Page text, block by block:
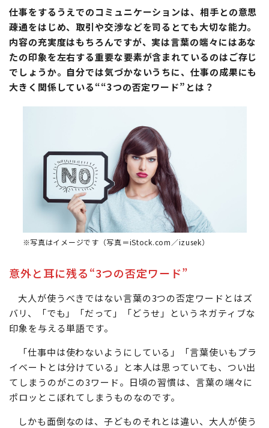
仕事をするうえでのコミュニケーションは、相手との意思
疎通をはじめ、取引や交渉などを司るとても大切な能力。
内容の充実度はもちろんですが、実は言葉の端々にはあな
たの印象を左右する重要な要素が含まれているのはご存じ
でしょうか。自分では気づかないうちに、仕事の成果にも
大きく関係している““3つの否定ワード”とは？
※写真はイメージです（写真＝iStock.com／izusek）
意外と耳に残る“3つの否定ワード”
大人が使うべきではない言葉の3つの否定ワードとはズ
バリ、「でも」「だって」「どうせ」というネガティブな
印象を与える単語です。
「仕事中は使わないようにしている」「言葉使いもプラ
イベートとは分けている」と本人は思っていても、つい出
てしまうのがこの3ワード。日頃の習慣は、言葉の端々に
ポロッとこぼれてしまうものなのです。
しかも面倒なのは、子どものそれとは違い、大人が使う